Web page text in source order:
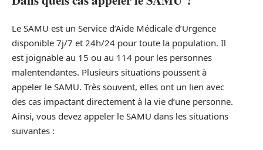
Le SAMU est un Service d’Aide Médicale d’Urgence
disponible 7j/7 et 24h/24 pour toute la population. Il
est joignable au 15 ou au 114 pour les personnes
malentendantes. Plusieurs situations poussent à
appeler le SAMU. Très souvent, elles ont un lien avec
des cas impactant directement à la vie d’une personne.
Ainsi, vous devez appeler le SAMU dans les situations
suivantes :